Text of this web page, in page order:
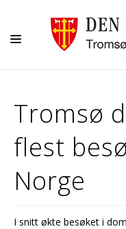
AKTIVITETER OG
DÅP
VIGSEL
GRAVFERD
Tromsø
flest
Norge
I snitt økte besøket i